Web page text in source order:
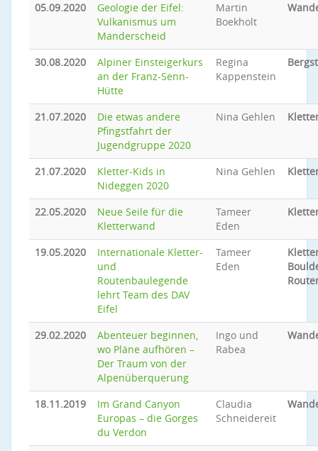
05.09.2020
Geologie der Eifel:
Vulkanismus um
Manderscheid
Martin
Boekholt
30.08.2020
Alpiner Einsteigerkurs
an der Franz-Senn-
Hütte
Regina
Kappenstein
21.07.2020
Die etwas andere
Pfingstfahrt der
Jugendgruppe 2020
Nina Gehlen
21.07.2020
Kletter-Kids in
Nideggen 2020
Nina Gehlen
22.05.2020
Neue Seile für die
Kletterwand
Tameer
Eden
19.05.2020
Internationale Kletter-
und
Routenbaulegende
lehrt Team des DAV
Eifel
Tameer
Eden
29.02.2020
Abenteuer beginnen,
wo Pläne aufhören –
Der Traum von der
Alpenüberquerung
Ingo und
Rabea
18.11.2019
Im Grand Canyon
Europas – die Gorges
du Verdon
Claudia
Schneidereit